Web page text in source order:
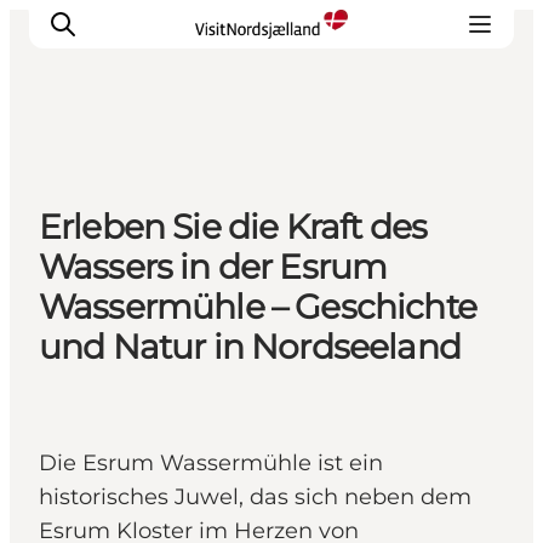
Highlights
Erlebnisse
Geschmack
Unterkünfte
Städte
Erleben Sie die Kraft des
Wassers in der Esrum
Wassermühle – Geschichte
und Natur in Nordseeland
Die Esrum Wassermühle ist ein
historisches Juwel, das sich neben dem
Esrum Kloster im Herzen von